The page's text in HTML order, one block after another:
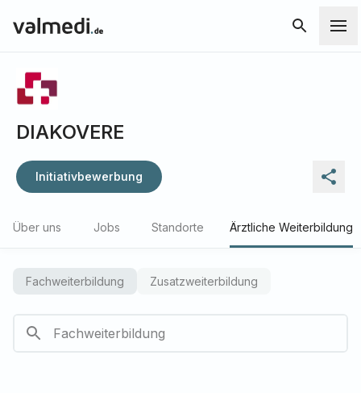
DIAKOVERE
Initiativbewerbung
Über uns Jobs Standorte Ärztliche Weiterbildung
Fachweiterbildung Zusatzweiterbildung